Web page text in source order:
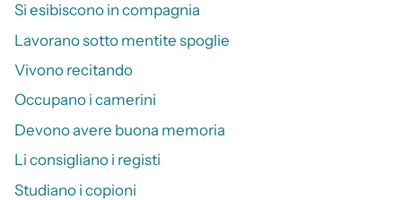
Si esibiscono in compagnia
Lavorano sotto mentite spoglie
Vivono recitando
Occupano i camerini
Devono avere buona memoria
Li consigliano i registi
Studiano i copioni